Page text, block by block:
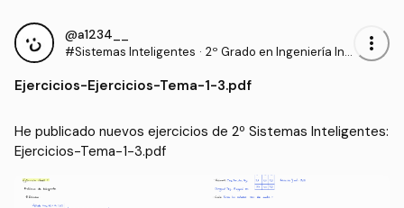
@a1234__
#Sistemas Inteligentes · 2º Grado en Ingeniería Inf
more_vert
Ejercicios-Ejercicios-Tema-1-3.pdf
He publicado nuevos ejercicios de 2º Sistemas Inteligentes:
Ejercicios-Tema-1-3.pdf